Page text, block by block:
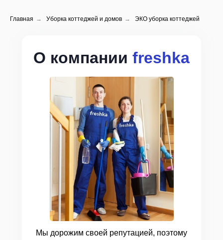
Главная → Уборка коттеджей и домов → ЭКО уборка коттеджей
О компании freshka
Мы дорожим своей репутацией, поэтому